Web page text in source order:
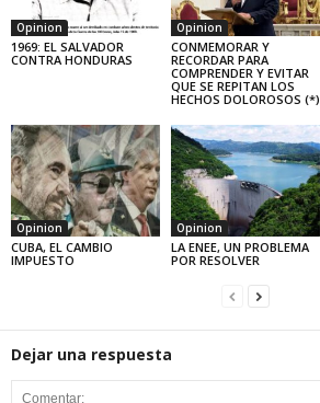
Opinion
1969: EL SALVADOR
CONTRA HONDURAS
Opinion
CONMEMORAR Y
RECORDAR PARA
COMPRENDER Y EVITAR
QUE SE REPITAN LOS
HECHOS DOLOROSOS (*)
Opinion
CUBA, EL CAMBIO
IMPUESTO
Opinion
LA ENEE, UN PROBLEMA
POR RESOLVER
Dejar una respuesta